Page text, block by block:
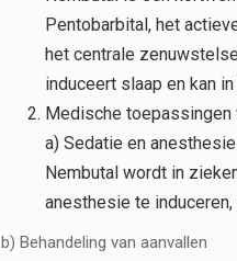
Pentobarbital, het
het centrale
induceert slaap en kan
Medische toepassingen
a) Sedatie en anesthesie
Nembutal wordt in
anesthesie te
b) Behandeling van aanvallen